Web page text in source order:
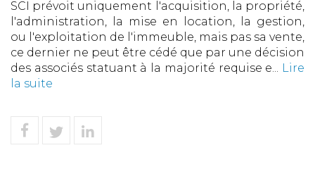
SCI prévoit uniquement l'acquisition, la propriété,
l'administration, la mise en location, la gestion,
ou l'exploitation de l'immeuble, mais pas sa vente,
ce dernier ne peut être cédé que par une décision
des associés statuant à la majorité requise e...
Lire
la suite